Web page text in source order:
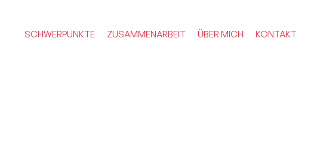
SCHWERPUNKTE ZUSAMMENARBEIT ÜBER MICH KONTAKT